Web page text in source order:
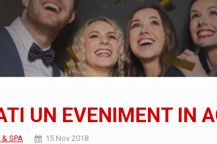
ROMANIAN CORPORATE COMPANIES ON
EDGE WILL COME FROM BEING THE MOST
IS OUR LOVE LANGUAGE
de investitii BoldMind si echipa de
UN EVENIMENT IN
& SPA 15 Nov 2018